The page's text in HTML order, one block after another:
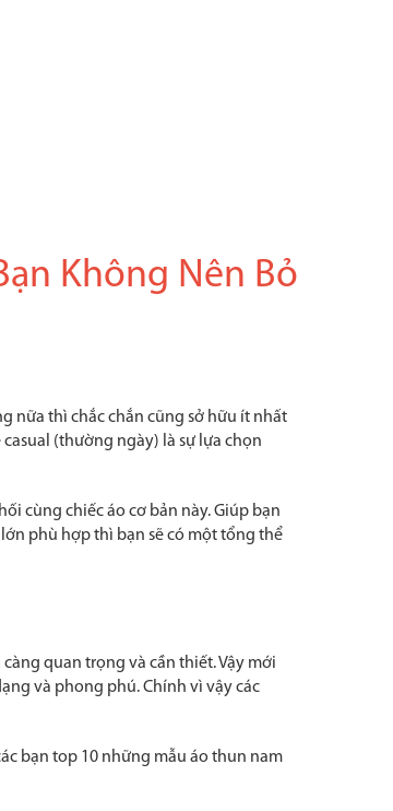
Không Nên Bỏ
nữa thì chắc chắn cũng sở hữu ít nhất
(thường ngày) là sự lựa chọn
cùng chiếc áo cơ bản này. Giúp bạn
phù hợp thì bạn sẽ có một tổng thể
quan trọng và cần thiết. Vậy mới
và phong phú. Chính vì vậy các
bạn top 10 những mẫu áo thun nam